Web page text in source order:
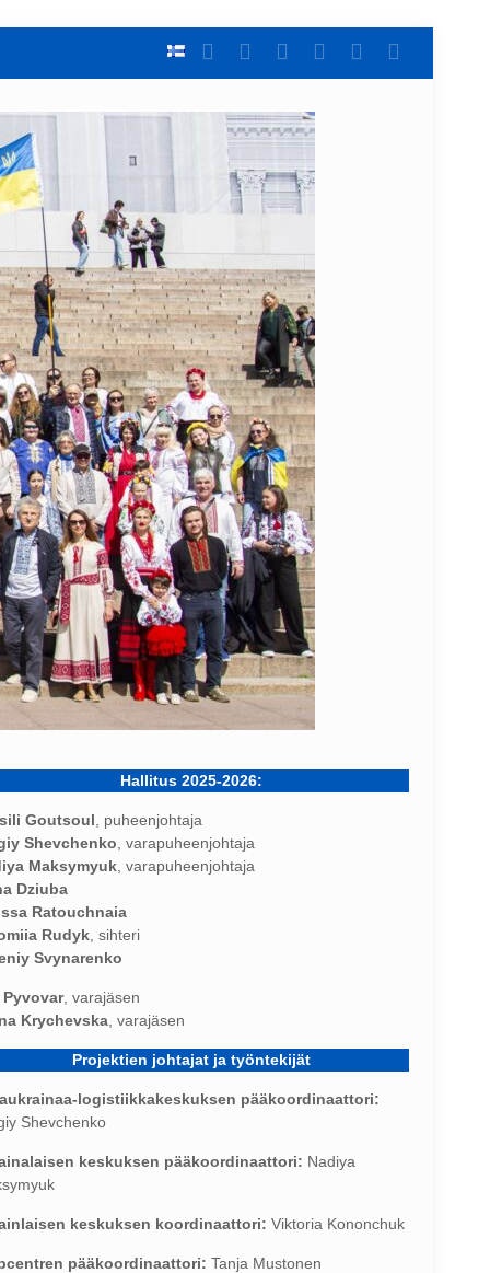
Hallitus 2025-2026:
Goutsoul , puheenjohtaja
Shevchenko , varapuheenjohtaja
Maksymyuk , varapuheenjohtaja
Dziuba
Ratouchnaia
Rudyk , sihteri
Svynarenko
Pyvovar, varajäsen
Krychevska , varajäsen
Projektien johtajat ja työntekijät
logistiikkakeskuksen pääkoordinaattori:
Shevchenko
keskuksen pääkoordinaattori: Nadiya
keskuksen koordinaattori:Viktoria Kononchuk
pääkoordinaattori:Tanja Mustonen